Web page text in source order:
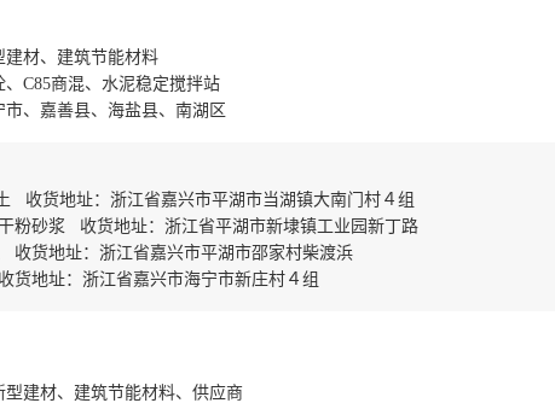
材、建筑节能材料
C85商混、水泥稳定搅拌站
、嘉善县、海盐县、南湖区
收货地址：浙江省嘉兴市平湖市当湖镇大南门村４组
粉砂浆 收货地址：浙江省平湖市新埭镇工业园新丁路
货地址：浙江省嘉兴市平湖市邵家村柴渡浜
地址：浙江省嘉兴市海宁市新庄村４组
建材、建筑节能材料、供应商